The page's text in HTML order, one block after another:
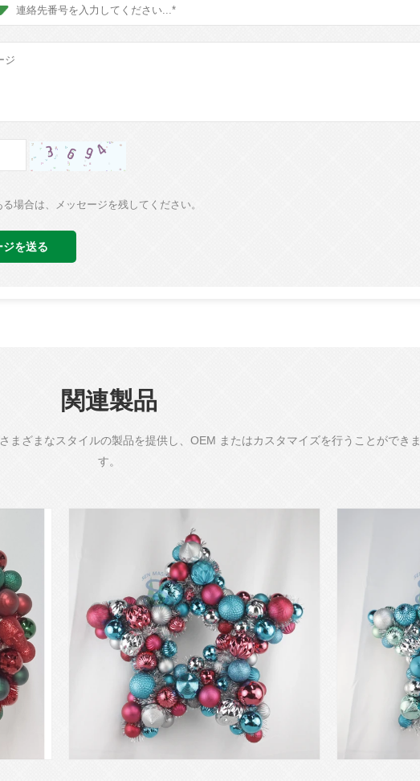
場合は、メッセージを残してください。
ジを送る
関連製品
まざまなスタイルの製品を提供し、OEM またはカスタマイズを行うことができま
す。